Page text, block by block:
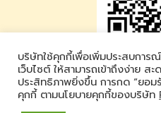
บริษัทใช้คุกกี้เพื่อเพิ่มประสบการ
เว็บไซต์ ให้สามารถเข้าถึงง่าย สะ
ประสิทธิภาพยิ่งขึ้น การกด “ยอม
คุกกี้ ตามนโยบายคุกกี้ของบริษัท
Vinito
LINE ID :